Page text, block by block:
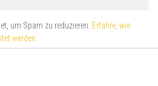
um Spam zu reduzieren. Erfahre, wie
werden.